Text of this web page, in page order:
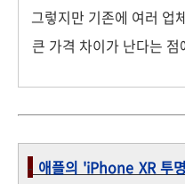
그렇지만 기존에 여러 업
큰 가격 차이가 난다는
- 애플의 'iPhone XR 투